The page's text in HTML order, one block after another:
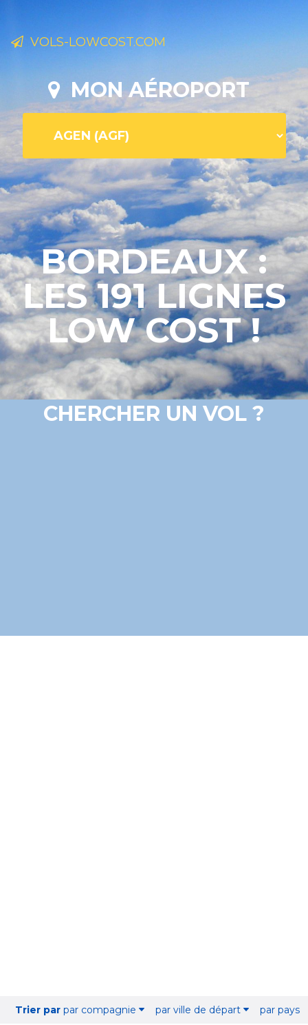
VOLS-LOWCOST.COM
MON AÉROPORT
BORDEAUX :
LES 191 LIGNES
LOW COST !
CHERCHER UN VOL ?
Trier par par compagnie par ville de départ par pays